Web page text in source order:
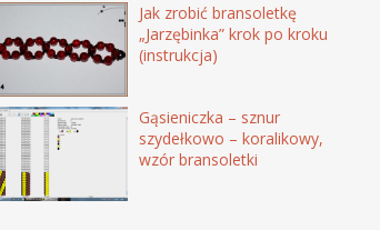
Jak zrobić bransoletkę
„Jarzębinka” krok po kroku
(instrukcja)
Gąsieniczka – sznur
szydełkowo – koralikowy,
wzór bransoletki